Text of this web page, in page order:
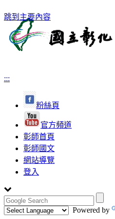
跳到主要內容
:::
粉絲頁
官方頻道
彰師首頁
彰師國文
網站導覽
登入
Powered by